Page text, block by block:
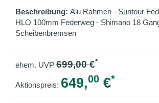
Beschreibung: Alu Rahmen - Suntour
HLO 100mm Federweg - Shimano 18
Scheibenbremsen
ehem. UVP 699,00€*
Aktionspreis: 649,00 €*